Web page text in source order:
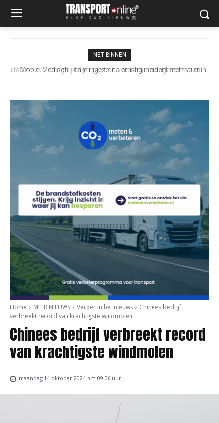
NET BINNEN
Mobiel Medisch Team ingezet na ernstig incident met trailer in
Home MEER NIEUWS Verder in het nieuws
Chinees bedrijf
verbreekt record van krachtigste windmolen
Chinees bedrijf verbreekt record
van krachtigste windmolen
maandag 14 oktober 2024 om 09:06 uur